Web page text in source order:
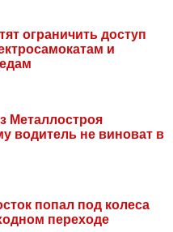
ограничить доступ
и
Металлостроя
водитель не виноват в
попал под колеса
переходе